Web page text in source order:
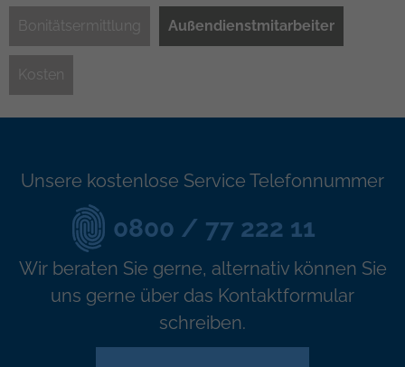
Bonitätsermittlung Außendienstmitarbeiter
Kosten
Unsere kostenlose Service Telefonnummer
0800 / 77 222 11
Wir beraten Sie gerne, alternativ können Sie
uns gerne über das Kontaktformular
schreiben.